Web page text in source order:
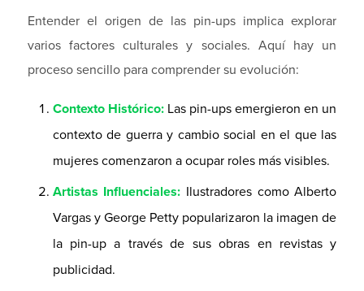
Entender el origen de las pin-ups implica explorar
varios factores culturales y sociales. Aquí hay un
proceso sencillo para comprender su evolución:
Contexto Histórico:Las pin-ups emergieron en un
contexto de guerra y cambio social en el que las
mujeres comenzaron a ocupar roles más visibles.
Artistas Influenciales: Ilustradores como Alberto
Vargas y George Petty popularizaron la imagen de
la pin-up a través de sus obras en revistas y
publicidad.